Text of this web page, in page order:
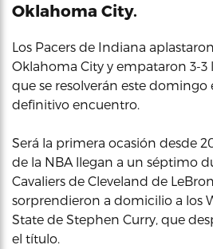
Oklahoma City.
Los Pacers de Indiana
Oklahoma City y empataron 3-3
que se resolverán este domingo
definitivo encuentro.
Será la primera ocasión desde
de la NBA llegan a un séptimo
Cavaliers de Cleveland de
sorprendieron a domicilio a los
State de Stephen Curry, que
el título.